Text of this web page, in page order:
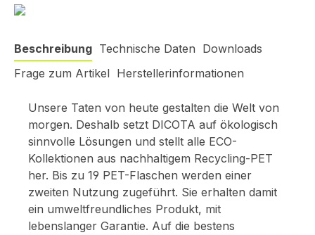
Beschreibung Technische Daten Downloads
Frage zum Artikel Herstellerinformationen
Unsere Taten von heute gestalten die Welt von
morgen. Deshalb setzt DICOTA auf ökologisch
sinnvolle Lösungen und stellt alle ECO-
Kollektionen aus nachhaltigem Recycling-PET
her. Bis zu 19 PET-Flaschen werden einer
zweiten Nutzung zugeführt. Sie erhalten damit
ein umweltfreundliches Produkt, mit
lebenslanger Garantie. Auf die bestens